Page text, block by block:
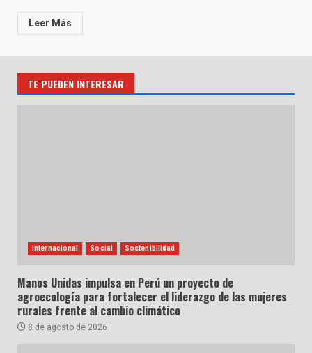
Leer Más
TE PUEDEN INTERESAR
Internacional Social Sostenibilidad
Manos Unidas impulsa en Perú un proyecto de
agroecología para fortalecer el liderazgo de las mujeres
rurales frente al cambio climático
8 de agosto de 2026